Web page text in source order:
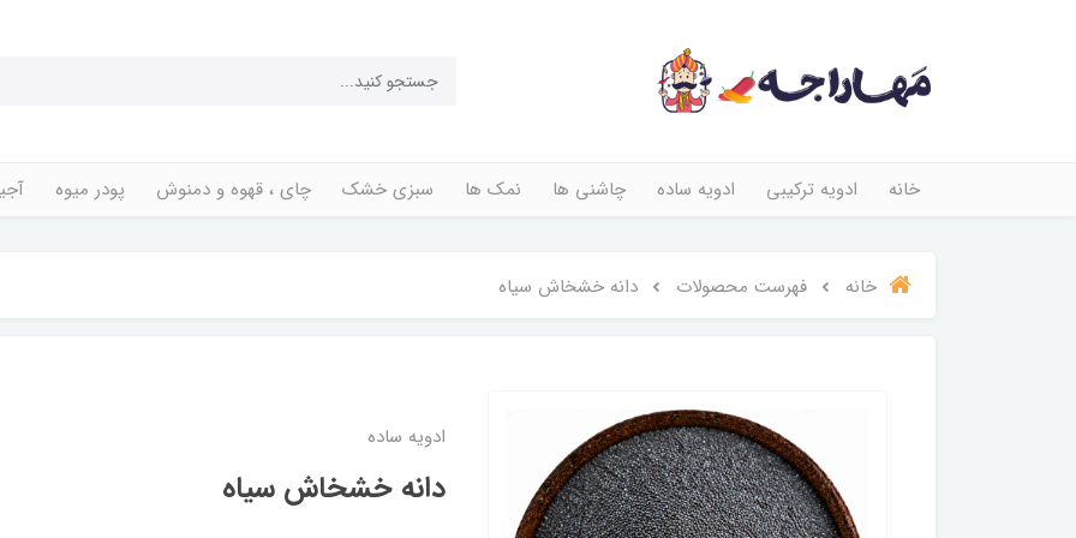
خانه ادویه ترکیبی ادویه ساده چاشنی ها نمک ها سبزی خشک چای ، قهوه و دمنوش پودر میوه
خانه فهرست محصولات دانه خشخاش سیاه
ادویه ساده
دانه خشخاش سیاه